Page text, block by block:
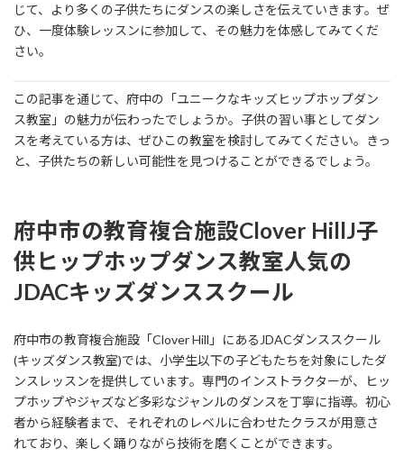
じて、より多くの子供たちにダンスの楽しさを伝えていきます。ぜ
ひ、一度体験レッスンに参加して、その魅力を体感してみてくだ
さい。
この記事を通じて、府中の「ユニークなキッズヒップホップダン
ス教室」の魅力が伝わったでしょうか。子供の習い事としてダン
スを考えている方は、ぜひこの教室を検討してみてください。きっ
と、子供たちの新しい可能性を見つけることができるでしょう。
府中市の教育複合施設Clover HillJ子
供ヒップホップダンス教室人気の
JDACキッズダンススクール
府中市の教育複合施設「Clover Hill」にあるJDACダンススクール
(キッズダンス教室)では、小学生以下の子どもたちを対象にしたダ
ンスレッスンを提供しています。専門のインストラクターが、ヒッ
プホップやジャズなど多彩なジャンルのダンスを丁寧に指導。初心
者から経験者まで、それぞれのレベルに合わせたクラスが用意さ
れており、楽しく踊りながら技術を磨くことができます。